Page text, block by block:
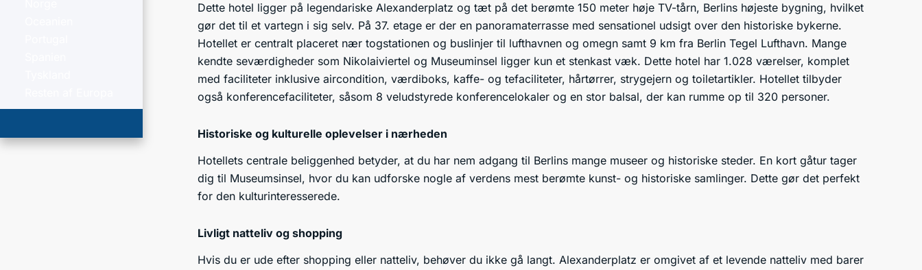
Dette hotel ligger på legendariske Alexanderplatz og tæt på det berømte 150 meter høje TV-tårn, Berlins højeste bygning, hvilket
gør det til et vartegn i sig selv. På 37. etage er der en panoramaterrasse med sensationel udsigt over den historiske bykerne.
Hotellet er centralt placeret nær togstationen og buslinjer til lufthavnen og omegn samt 9 km fra Berlin Tegel Lufthavn. Mange
kendte seværdigheder som Nikolaiviertel og Museuminsel ligger kun et stenkast væk. Dette hotel har 1.028 værelser, komplet
med faciliteter inklusive aircondition, værdiboks, kaffe- og tefaciliteter, hårtørrer, strygejern og toiletartikler. Hotellet tilbyder
også konferencefaciliteter, såsom 8 veludstyrede konferencelokaler og en stor balsal, der kan rumme op til 320 personer.
Historiske og kulturelle oplevelser i nærheden
Hotellets centrale beliggenhed betyder, at du har nem adgang til Berlins mange museer og historiske steder. En kort gåtur tager
dig til Museumsinsel, hvor du kan udforske nogle af verdens mest berømte kunst- og historiske samlinger. Dette gør det perfekt
for den kulturinteresserede.
Livligt natteliv og shopping
Hvis du er ude efter shopping eller natteliv, behøver du ikke gå langt. Alexanderplatz er omgivet af et levende natteliv med barer